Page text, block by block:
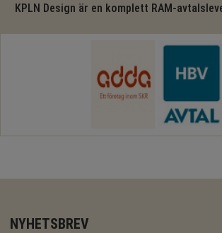
KPLN Design är en komplett RAM-
NYHETSBREV